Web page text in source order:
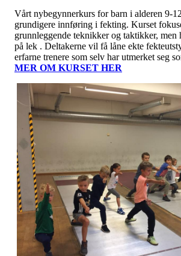
Vårt nybegynnerkurs for barn i alderen 9-
grundigere innføring i fekting. Kurset
grunnleggende teknikker og taktikker, men
på lek . Deltakerne vil få låne ekte
erfarne trenere som selv har utmerket seg
MER OM KURSET HER